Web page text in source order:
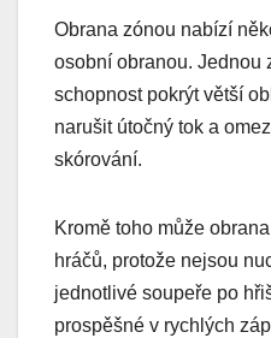
Obrana zónou nabízí
osobní obranou. Jednou
schopnost pokrýt větší
narušit útočný tok a
skórování.
Kromě toho může
hráčů, protože nejsou
jednotlivé soupeře po
prospěšné v rychlých